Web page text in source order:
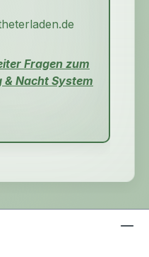
Fragen zum
& Nacht System